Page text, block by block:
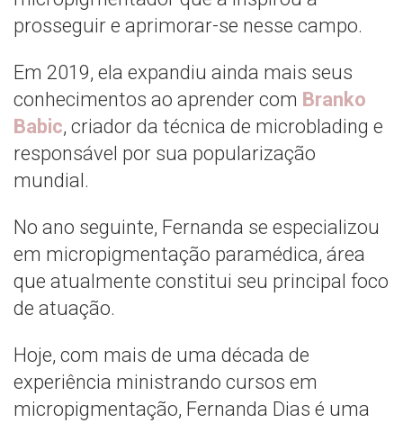
prosseguir e aprimorar-se nesse campo.
Em 2019, ela expandiu ainda mais seus
conhecimentos ao aprender com Branko
Babic, criador da técnica de microblading e
responsável por sua popularização
mundial.
No ano seguinte, Fernanda se especializou
em micropigmentação paramédica, área
que atualmente constitui seu principal foco
de atuação.
Hoje, com mais de uma década de
experiência ministrando cursos em
micropigmentação, Fernanda Dias é uma